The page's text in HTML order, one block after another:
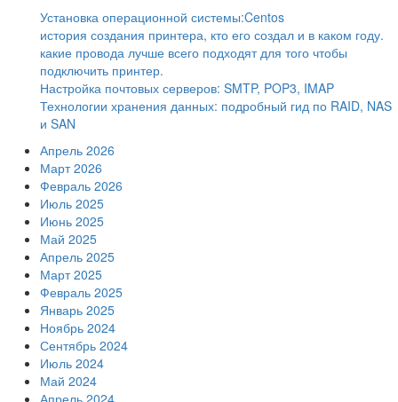
Установка операционной системы:Centos
история создания принтера, кто его создал и в каком году.
какие провода лучше всего подходят для того чтобы
подключить принтер.
Настройка почтовых серверов: SMTP, POP3, IMAP
Технологии хранения данных: подробный гид по RAID, NAS
и SAN
Апрель 2026
Март 2026
Февраль 2026
Июль 2025
Июнь 2025
Май 2025
Апрель 2025
Март 2025
Февраль 2025
Январь 2025
Ноябрь 2024
Сентябрь 2024
Июль 2024
Май 2024
Апрель 2024